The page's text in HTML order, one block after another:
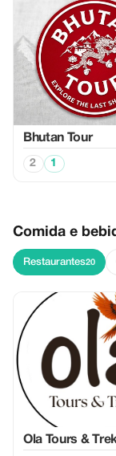
Bhutan Tour
2 1
Comida e
Restaurantes20
Ola Tours &